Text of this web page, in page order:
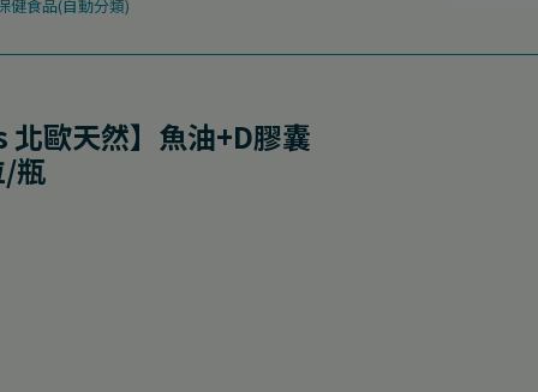
健食品(自動分類)
歐天然】魚油+D膠囊
瓶